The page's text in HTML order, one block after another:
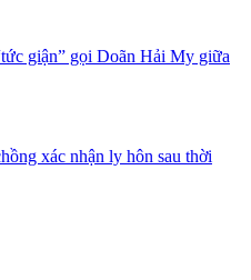
giận” gọi Doãn Hải My giữa
xác nhận ly hôn sau thời